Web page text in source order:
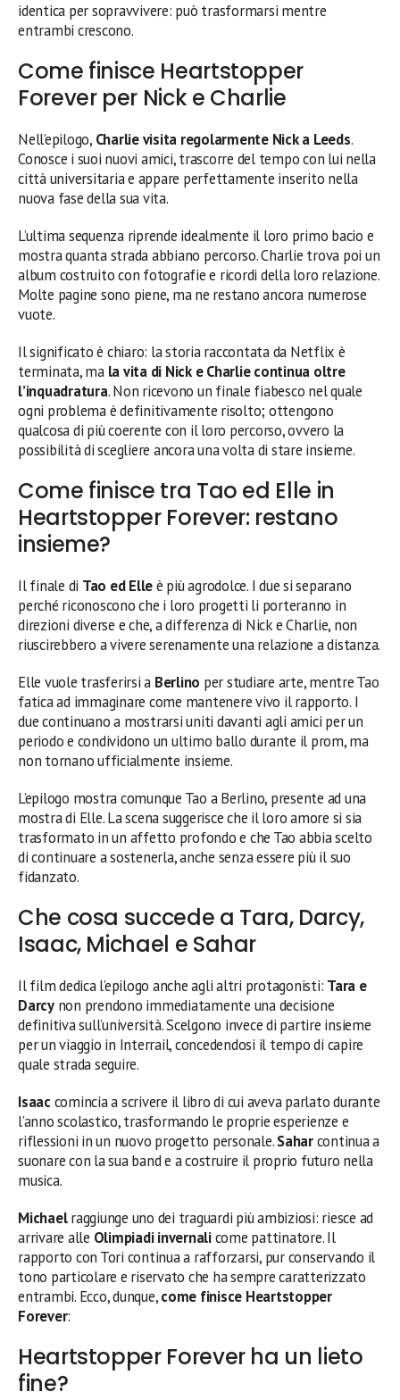
identica per sopravvivere: può trasformarsi mentre
entrambi crescono.
Come finisce Heartstopper
Forever per Nick e Charlie
Nell’epilogo, Charlie visita regolarmente Nick a Leeds.
Conosce i suoi nuovi amici, trascorre del tempo con lui nella
città universitaria e appare perfettamente inserito nella
nuova fase della sua vita.
L’ultima sequenza riprende idealmente il loro primo bacio e
mostra quanta strada abbiano percorso. Charlie trova poi un
album costruito con fotografie e ricordi della loro relazione.
Molte pagine sono piene, ma ne restano ancora numerose
vuote.
Il significato è chiaro: la storia raccontata da Netflix è
terminata, ma la vita di Nick e Charlie continua oltre
l’inquadratura. Non ricevono un finale fiabesco nel quale
ogni problema è definitivamente risolto; ottengono
qualcosa di più coerente con il loro percorso, ovvero la
possibilità di scegliere ancora una volta di stare insieme.
Come finisce tra Tao ed Elle in
Heartstopper Forever: restano
insieme?
Il finale di Tao ed Elleè più agrodolce. I due si separano
perché riconoscono che i loro progetti li porteranno in
direzioni diverse e che, a differenza di Nick e Charlie, non
riuscirebbero a vivere serenamente una relazione a distanza.
Elle vuole trasferirsi a Berlino per studiare arte, mentre Tao
fatica ad immaginare come mantenere vivo il rapporto. I
due continuano a mostrarsi uniti davanti agli amici per un
periodo e condividono un ultimo ballo durante il prom, ma
non tornano ufficialmente insieme.
L’epilogo mostra comunque Tao a Berlino, presente ad una
mostra di Elle. La scena suggerisce che il loro amore si sia
trasformato in un affetto profondo e che Tao abbia scelto
di continuare a sostenerla, anche senza essere più il suo
fidanzato.
Che cosa succede a Tara, Darcy,
Isaac, Michael e Sahar
Il film dedica l’epilogo anche agli altri protagonisti: Tara e
Darcynon prendono immediatamente una decisione
definitiva sull’università. Scelgono invece di partire insieme
per un viaggio in Interrail, concedendosi il tempo di capire
quale strada seguire.
Isaac comincia a scrivere il libro di cui aveva parlato durante
l’anno scolastico, trasformando le proprie esperienze e
riflessioni in un nuovo progetto personale.Saharcontinua a
suonare con la sua band e a costruire il proprio futuro nella
musica.
Michaelraggiunge uno dei traguardi più ambiziosi: riesce ad
arrivare alle Olimpiadi invernalicome pattinatore. Il
rapporto con Tori continua a rafforzarsi, pur conservando il
tono particolare e riservato che ha sempre caratterizzato
entrambi. Ecco, dunque,come finisce Heartstopper
Forever:
Heartstopper Forever ha un lieto
fine?